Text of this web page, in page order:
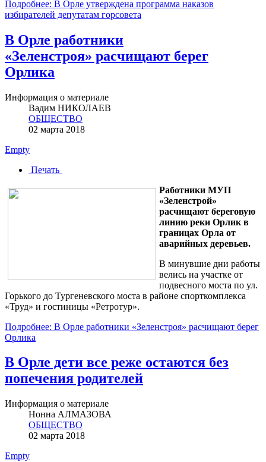
Подробнее: В Орле утверждена программа наказов
избирателей депутатам горсовета
В Орле работники
«Зеленстроя» расчищают берег
Орлика
Информация о материале
Вадим НИКОЛАЕВ
ОБЩЕСТВО
02 марта 2018
Empty
Печать
Работники МУП
«Зеленстрой»
расчищают береговую
линию реки Орлик в
границах Орла от
аварийных деревьев.
В минувшие дни работы
велись на участке от
подвесного моста по ул.
Горького до Тургеневского моста в районе спорткомплекса
«Труд» и гостиницы «Ретротур».
Подробнее: В Орле работники «Зеленстроя» расчищают берег
Орлика
В Орле дети все реже остаются без
попечения родителей
Информация о материале
Нонна АЛМАЗОВА
ОБЩЕСТВО
02 марта 2018
Empty